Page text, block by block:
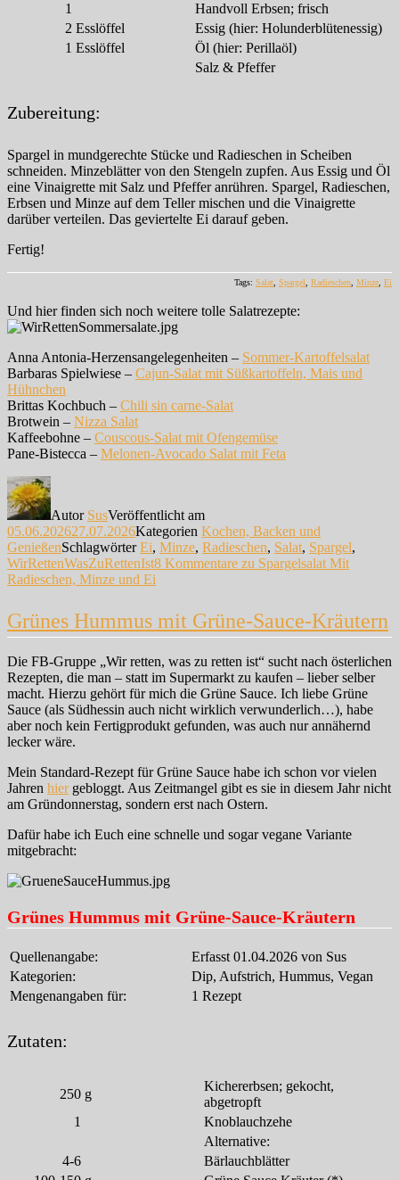
1
Handvoll Erbsen; frisch
2 Esslöffel
Essig (hier: Holunderblütenessig)
1 Esslöffel
Öl (hier: Perillaöl)
Salz & Pfeffer
Zubereitung:
Spargel in mundgerechte Stücke und Radieschen in Scheiben
schneiden. Minzeblätter von den Stengeln zupfen. Aus Essig und Öl
eine Vinaigrette mit Salz und Pfeffer anrühren. Spargel, Radieschen,
Erbsen und Minze auf dem Teller mischen und die Vinaigrette
darüber verteilen. Das geviertelte Ei darauf geben.
Fertig!
Tags: Salat Spargel Radieschen Minze Ei
Und hier finden sich noch weitere tolle Salatrezepte:
Anna Antonia-Herzensangelegenheiten – Sommer-Kartoffelsalat
Barbaras Spielwiese – Cajun-Salat mit Süßkartoffeln, Mais und
Hühnchen
Brittas Kochbuch – Chili sin carne-Salat
Brotwein – Nizza Salat
Kaffeebohne – Couscous-Salat mit Ofengemüse
Pane-Bistecca – Melonen-Avocado Salat mit Feta
Autor SusVeröffentlicht am
05.06.202627.07.2026Kategorien Kochen, Backen und
GenießenSchlagwörterEi, Minze, Radieschen, Salat, Spargel,
WirRettenWasZuRettenIst8 Kommentare zu Spargelsalat Mit
Radieschen, Minze und Ei
Grünes Hummus mit Grüne-Sauce-Kräutern
Die FB-Gruppe „Wir retten, was zu retten ist“ sucht nach österlichen
Rezepten, die man – statt im Supermarkt zu kaufen – lieber selber
macht. Hierzu gehört für mich die Grüne Sauce. Ich liebe Grüne
Sauce (als Südhessin auch nicht wirklich verwunderlich…), habe
aber noch kein Fertigprodukt gefunden, was auch nur annähernd
lecker wäre.
Mein Standard-Rezept für Grüne Sauce habe ich schon vor vielen
Jahren hiergebloggt. Aus Zeitmangel gibt es sie in diesem Jahr nicht
am Gründonnerstag, sondern erst nach Ostern.
Dafür habe ich Euch eine schnelle und sogar vegane Variante
mitgebracht:
Grünes Hummus mit Grüne-Sauce-Kräutern
Quellenangabe:
Erfasst 01.04.2026 von Sus
Kategorien:
Dip, Aufstrich, Hummus, Vegan
Mengenangaben für:
1 Rezept
Zutaten:
250 g
Kichererbsen; gekocht,
abgetropft
1
Knoblauchzehe
Alternative:
4-6
Bärlauchblätter